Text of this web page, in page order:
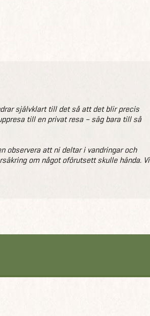
självklart till det så att det blir precis
till en privat resa – säg bara till så
observera att ni deltar i vandringar och
om något oförutsett skulle hända. Vi